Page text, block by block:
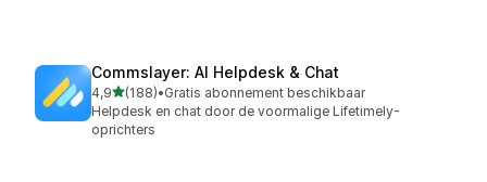
Commslayer: AI Helpdesk & Chat
4,9van 5 sterren
(188)
188 recensies in totaal
•Gratis abonnement beschikbaar
Helpdesk en chat door de voormalige Lifetimely-
oprichters